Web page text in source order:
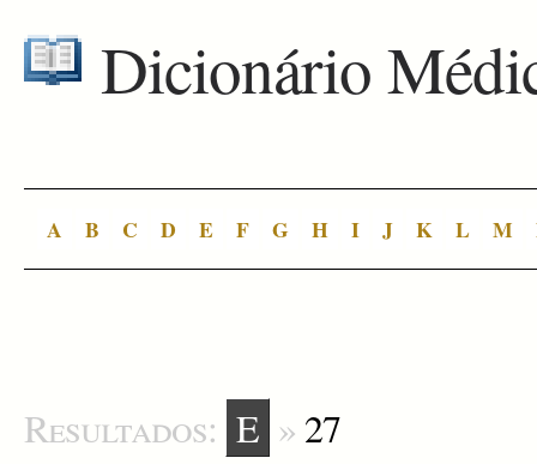
Dicionário
A B C D E F G H I J K L M
Resultados: E » 27